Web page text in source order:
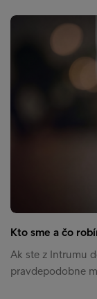
Kto sme a čo
Ak ste z Intrumu
pravdepodobne